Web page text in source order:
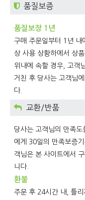
품질보증
품질보장 1년
구매 주문일부터 1년 내
상 사용 상황하에서 상
위내에 속할 경우, 고객
거친 후 당사는 고객님
다.
교환/반품
당사는 고객님의 만족
에게 30일의 만족보증
객님은 본 사이트에서
니다.
환불
주문 후 24시간 내, 틀리